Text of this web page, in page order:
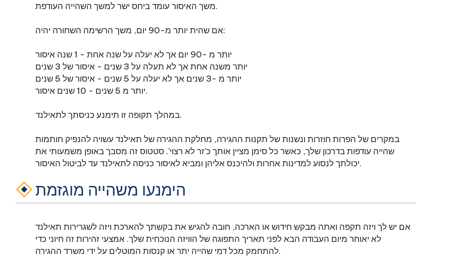
משך האיסור עומד ביחס ישר למשך השהייה העודפת.
אם שהית יותר מ-90 יום, משך הרשימה השחורה יהיה:
יותר מ -90 יום אך לא יעלה על שנה אחת - 1 שנה איסור
יותר משנה אחת אך לא תעלה על 3 שנים - איסור של 3 שנים
יותר מ -3 שנים אך לא יעלה על 5 שנים - איסור של 5 שנים
יותר מ 5 שנים - 10 שנים איסור.
במהלך תקופה זו תימנע כניסתך לתאילנד.
במקרים של הפרות חוזרות ונשנות של תקנות ההגירה, מחלקת ההגירה של תאילנד עשויה להנפיק חותמות
שהייה עודפות בדרכון שלך, כאשר כל סימן מציין אותך כ'זר לא רצוי'. סטטוס זה מסבך באופן משמעותי את
יכולתך לנסוע למדינות אחרות ולהיכנס אליהן ומביא לאיסור כניסה לתאילנד עד לביטול האיסור.
הימנעו משהייה מוגזמת
אם יש לך ויזה תקפה ואתה מבקש חידוש או הארכה, חובה להגיש את בקשתך להארכת ויזה לשגרירות תאילנד
לא יאוחר מיום העבודה הבא לפני תאריך התפוגה של הוויזה הנוכחית שלך. אמצעי זהירות זה חיוני כדי
להתחמק מכל דמי שהייה יתר או קנסות המוטלים על ידי משרד ההגירה.